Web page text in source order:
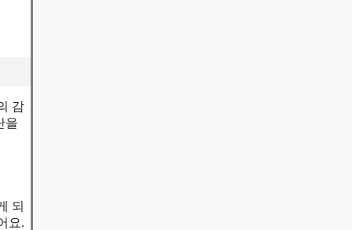
감
을
되
요.